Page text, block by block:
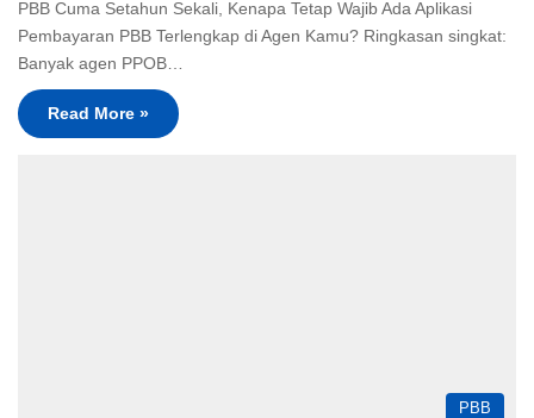
PBB Cuma Setahun Sekali, Kenapa Tetap Wajib Ada Aplikasi
Pembayaran PBB Terlengkap di Agen Kamu? Ringkasan singkat:
Banyak agen PPOB…
Read More »
PBB